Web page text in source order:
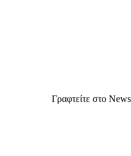
Γραφτείτε στο